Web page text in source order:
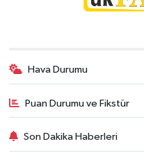
Hava Durumu
Puan Durumu ve Fikstür
Son Dakika Haberleri